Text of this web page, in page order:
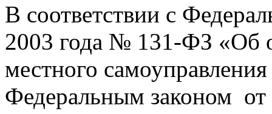
В соответствии с
2003 года № 131-ФЗ «Об
местного
Федеральным законом